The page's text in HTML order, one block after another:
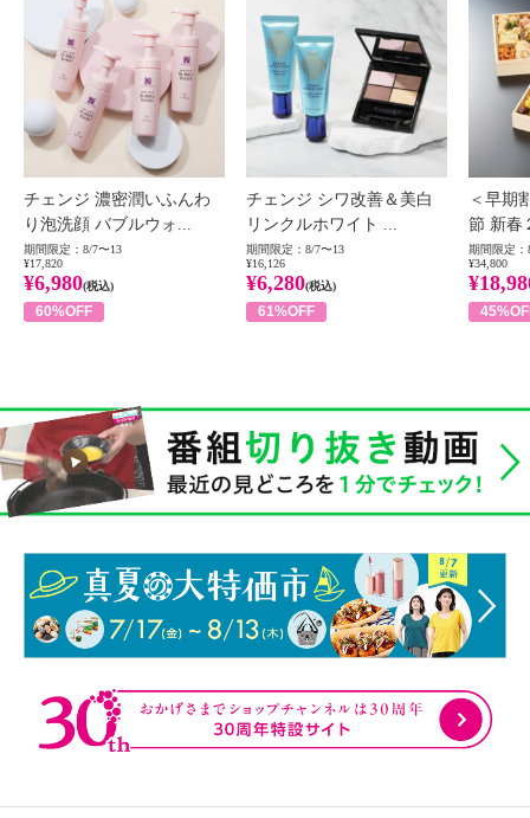
チェンジ 濃密潤いふんわ
り泡洗顔 バブルウォ...
期間限定：8/7〜13
¥17,820
¥6,980(税込)
60%OFF
チェンジ シワ改善＆美白
リンクルホワイト ...
期間限定：8/7〜13
¥16,126
¥6,280(税込)
61%OFF
＜早期
節 新春
期間限定：
¥34,800